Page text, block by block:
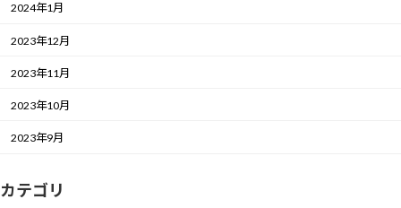
2024年1月
2023年12月
2023年11月
2023年10月
2023年9月
カテゴリ